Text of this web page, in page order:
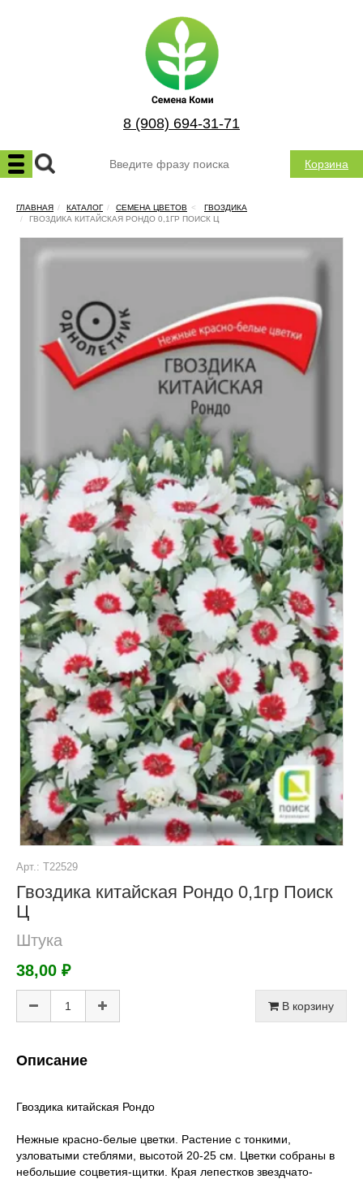
8 (908) 694-31-71
Корзина
ГЛАВНАЯ КАТАЛОГ СЕМЕНА ЦВЕТОВ
ГВОЗДИКА
ГВОЗДИКА КИТАЙСКАЯ РОНДО 0,1ГР ПОИСК Ц
Арт.: Т22529
Гвоздика китайская Рондо 0,1гр Поиск
Ц
Штука
38,00 ₽
В корзину
Описание
Гвоздика китайская Рондо
Нежные красно-белые цветки. Растение с тонкими,
узловатыми стеблями, высотой 20-25 см. Цветки собраны в
небольшие соцветия-щитки. Края лепестков звездчато-